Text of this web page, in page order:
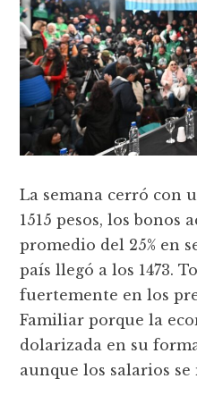
La semana cerró con
1515 pesos, los bonos
promedio del 25% en
país llegó a los 1473.
fuertemente en los
Familiar porque la
dolarizada en su
aunque los salarios se